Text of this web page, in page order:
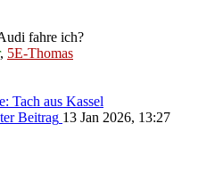
fahre ich?
, 5E-Thomas
Tach aus Kassel
Beitrag 13 Jan 2026, 13:27